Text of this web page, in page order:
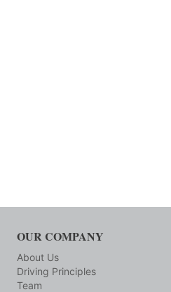
OUR COMPANY
About Us
Driving Principles
Team